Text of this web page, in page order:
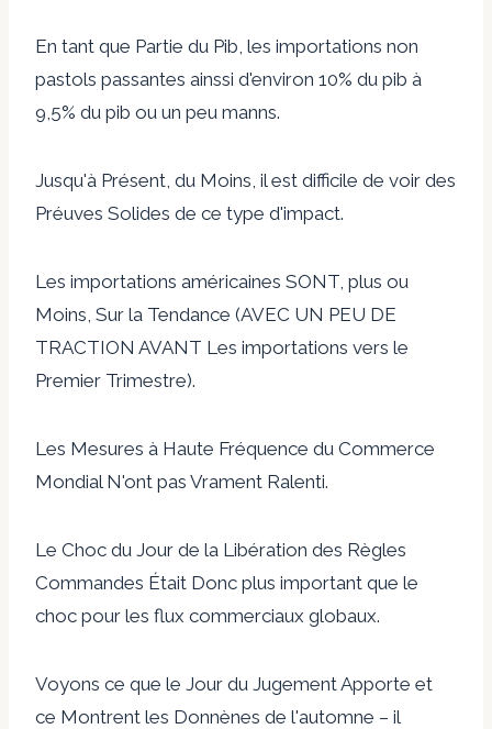
En tant que Partie du Pib, les importations non
pastols passantes ainssi d'environ 10% du pib à
9,5% du pib ou un peu manns.
Jusqu'à Présent, du Moins, il est difficile de voir des
Préuves Solides de ce type d'impact.
Les importations américaines SONT, plus ou
Moins, Sur la Tendance (AVEC UN PEU DE
TRACTION AVANT Les importations vers le
Premier Trimestre).
Les Mesures à Haute Fréquence du Commerce
Mondial N'ont pas Vrament Ralenti.
Le Choc du Jour de la Libération des Règles
Commandes Était Donc plus important que le
choc pour les flux commerciaux globaux.
Voyons ce que le Jour du Jugement Apporte et
ce Montrent les Donnènes de l'automne – il